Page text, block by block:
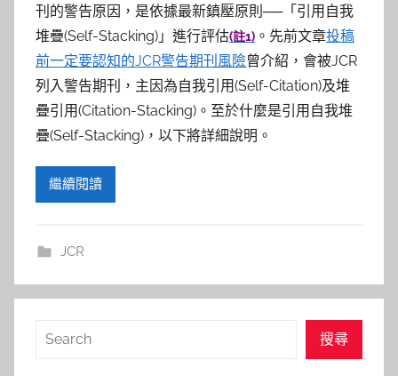
務
部
落
格
刊的警告原因，是依據最新鎮壓原則──「引用自我
堆疊(Self-Stacking)」進行評估(註1) 。先前文章投稿
前一定要認知的JCR警告期刊風險曾介紹，會被JCR
列入警告期刊，主因為自我引用(Self-Citation)及堆
疊引用(Citation-Stacking)。至於什麼是引用自我堆
疊(Self-Stacking)，以下將詳細說明。
繼續閱讀
JCR
搜
搜尋